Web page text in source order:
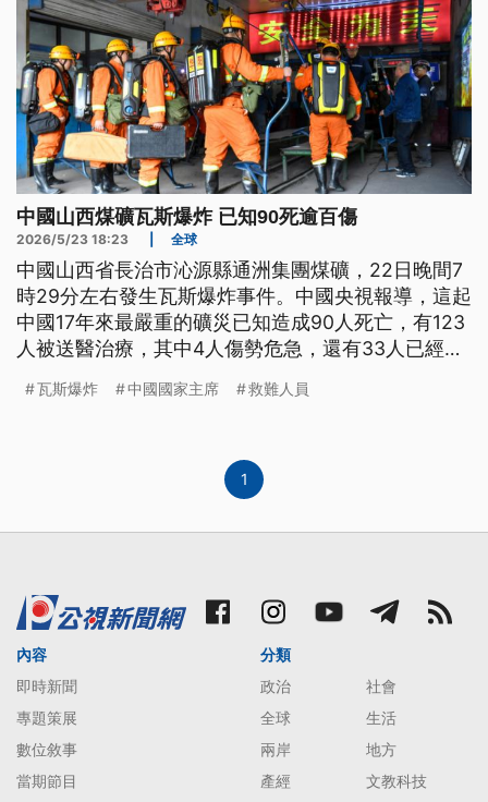
中國山西煤礦瓦斯爆炸 已知90死逾百傷
2026/5/23 18:23 全球
中國山西省長治市沁源縣通洲集團煤礦，22日晚間7
時29分左右發生瓦斯爆炸事件。中國央視報導，這起
中國17年來最嚴重的礦災已知造成90人死亡，有123
人被送醫治療，其中4人傷勢危急，還有33人已經出
瓦斯爆炸 中國國家主席 救難人員
1
內容
即時新聞
專題策展
數位敘事
當期節目
分類
政治
社會
全球
生活
兩岸
地方
產經
文教科技